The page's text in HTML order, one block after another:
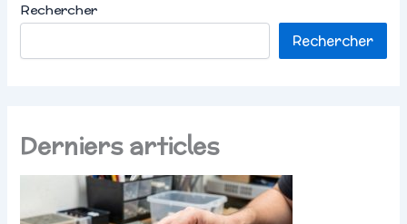
Rechercher
Rechercher
Derniers articles